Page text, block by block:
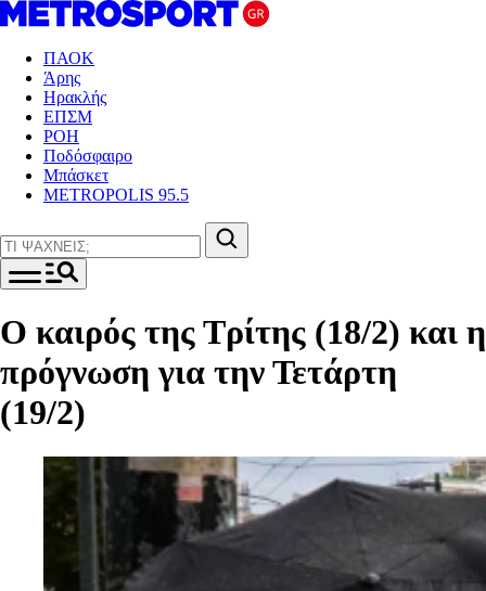
ΠΑΟΚ
Άρης
Ηρακλής
ΕΠΣΜ
ΡΟΗ
Ποδόσφαιρο
Μπάσκετ
METROPOLIS 95.5
Ο καιρός της Τρίτης (18/2) και η
πρόγνωση για την Τετάρτη
(19/2)